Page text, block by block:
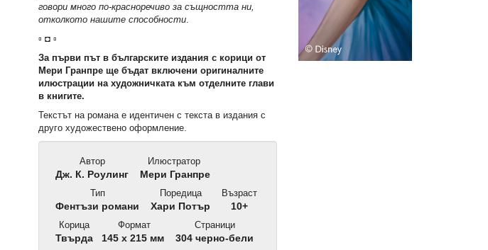
говори много по-красноречиво за същността ни,
отколкото нашите способности
▫ ◘ ▫
За първи път в българските издания с корици от
Мери Гранпре ще бъдат включени оригиналните
илюстрации на художничката към отделните глави
в книгите.
Текстът на романа е идентичен с текста в издания с
друго художествено оформление.
Автор
Дж. К. Роулинг
Илюстратор
Мери Гранпре
Тип
Фентъзи романи
Поредица
Хари Потър
Възраст
10+
Корица
Твърда
Формат
145 x 215 мм
Страници
304 черно-бели